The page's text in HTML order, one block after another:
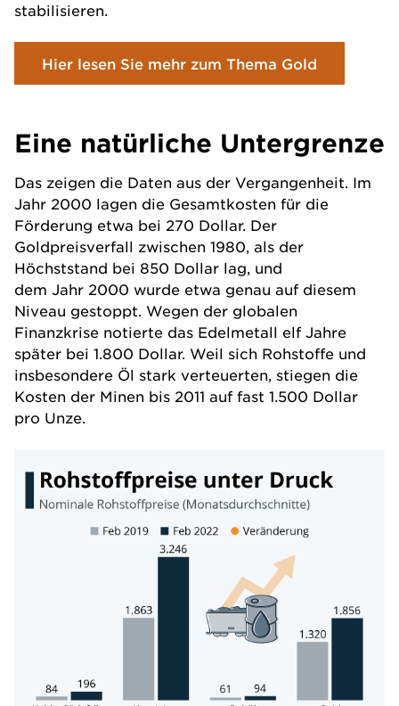
stabilisieren.
Hier lesen Sie mehr zum Thema Gold
Eine natürliche Untergrenze
Das zeigen die Daten aus der Vergangenheit. Im
Jahr 2000 lagen die Gesamtkosten für die
Förderung etwa bei 270 Dollar. Der
Goldpreisverfall zwischen 1980, als der
Höchststand bei 850 Dollar lag, und
dem Jahr 2000 wurde etwa genau auf diesem
Niveau gestoppt. Wegen der globalen
Finanzkrise notierte das Edelmetall elf Jahre
später bei 1.800 Dollar. Weil sich Rohstoffe und
insbesondere Öl stark verteuerten, stiegen die
Kosten der Minen bis 2011 auf fast 1.500 Dollar
pro Unze.